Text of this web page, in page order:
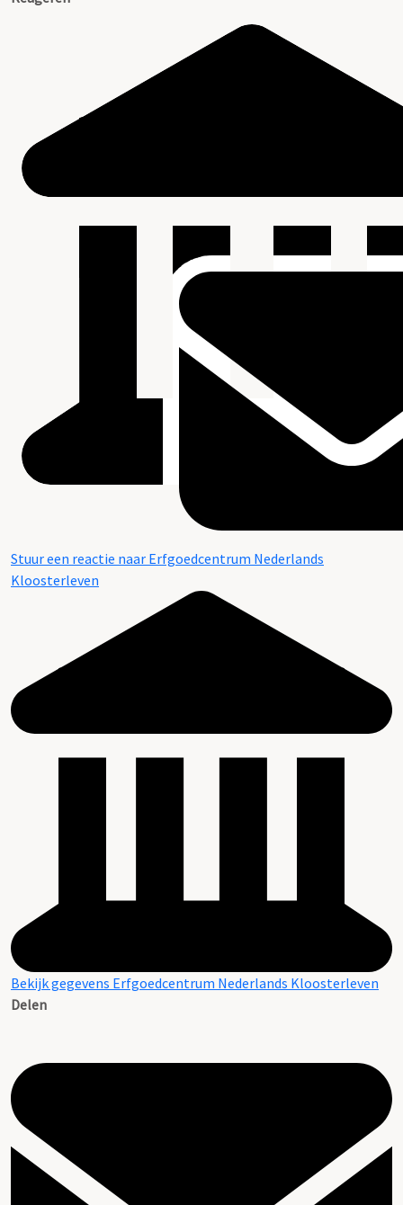
Stuur een reactie naar Erfgoedcentrum Nederlands
Kloosterleven
Bekijk gegevens Erfgoedcentrum Nederlands Kloosterleven
Delen